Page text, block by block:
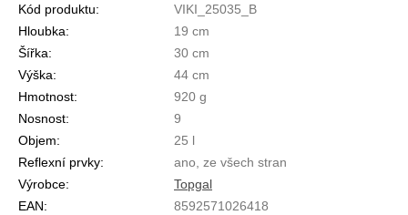
Kód produktu:
VIKI_25035_B
Hloubka:
19 cm
Šířka:
30 cm
Výška:
44 cm
Hmotnost:
920 g
Nosnost:
9
Objem:
25 l
Reflexní prvky:
ano, ze všech stran
Výrobce:
Topgal
EAN:
8592571026418